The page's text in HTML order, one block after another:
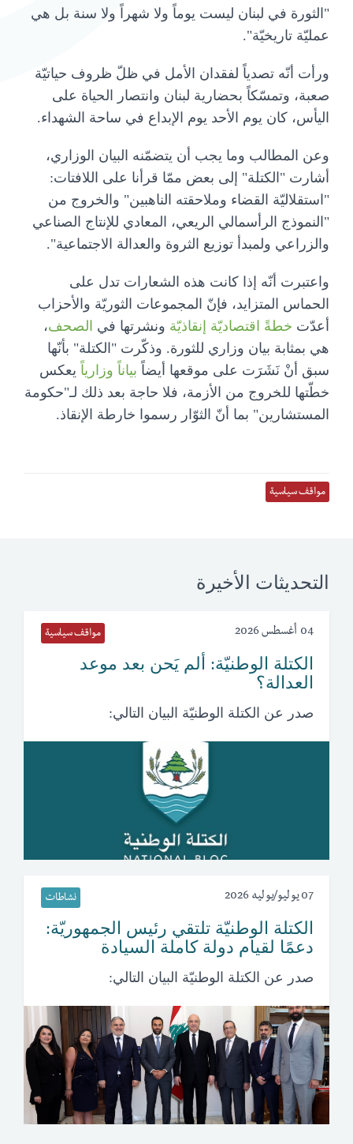
"الثورة في لبنان ليست يوماً ولا شهراً ولا سنة بل هي
عمليّة تاريخيّة".
ورأت أنّه تصدياً لفقدان الأمل في ظلّ ظروف حياتيّة
صعبة، وتمسّكاً بحضارية لبنان وانتصار الحياة على
اليأس، كان يوم الأحد يوم الإبداع في ساحة الشهداء.
وعن المطالب وما يجب أن يتضمّنه البيان الوزاري،
أشارت "الكتلة" إلى بعض ممّا قرأنا على اللافتات:
"استقلاليّة القضاء وملاحقته الناهبين" والخروج من
"النموذج الرأسمالي الريعي، المعادي للإنتاج الصناعي
والزراعي ولمبدأ توزيع الثروة والعدالة الاجتماعية".
واعتبرت أنّه إذا كانت هذه الشعارات تدل على
الحماس المتزايد، فإنّ المجموعات الثوريّة والأحزاب
أعدّت خطةً اقتصاديّة إنقاذيّة ونشرتها في الصحف،
هي بمثابة بيان وزاري للثورة. وذكّرت "الكتلة" بأنّها
سبق أنْ نَشَرَت على موقعها أيضاً بياناً وزارياً يعكس
خطّتها للخروج من الأزمة، فلا حاجة بعد ذلك لـ"حكومة
المستشارين" بما أنّ الثوّار رسموا خارطة الإنقاذ.
مواقف سياسية
التحديثات الأخيرة
04 أغسطس 2026 مواقف سياسية
الكتلة الوطنيّة: ألم يَحن بعد موعد
العدالة؟
صدر عن الكتلة الوطنيّة البيان التالي:
07 يوليو/يوليه 2026 نشاطات
الكتلة الوطنيّة تلتقي رئيس الجمهوريّة:
دعمًا لقيام دولة كاملة السيادة
صدر عن الكتلة الوطنيّة البيان التالي: